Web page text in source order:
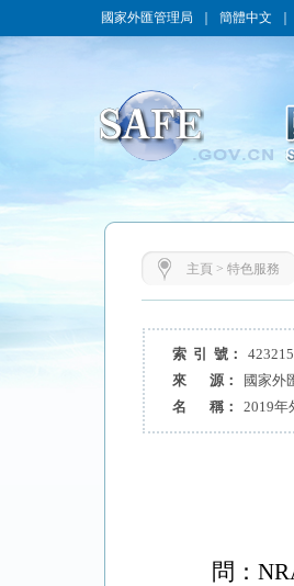
國家外匯管理局 簡體中文
主頁 > 特色服務
索 引 號：
來 源：
國家外
名 稱：
2019年
問：